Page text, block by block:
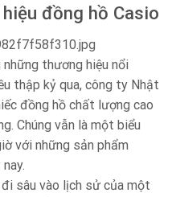
đồng hồ Casio
thương hiệu nổi
thập kỷ qua, công ty Nhật
đồng hồ chất lượng cao
Chúng vẫn là một biểu
với những sản phẩm
sâu vào lịch sử của một